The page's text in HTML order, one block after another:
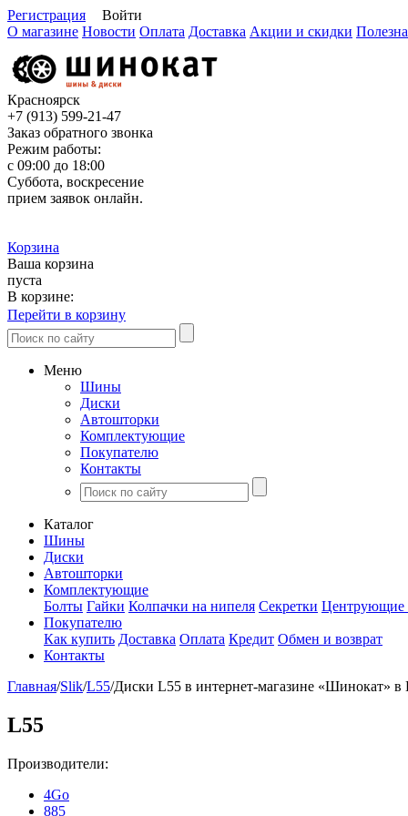
Регистрация
Войти
О магазине Новости Оплата Доставка Акции и скидки
Красноярск
+7 (913) 599-21-47
Заказ обратного звонка
Режим работы:
с 09:00 до 18:00
Суббота, воскресение
прием заявок онлайн.
Корзина
Ваша корзина
пуста
В корзине:
Перейти в корзину
Меню
Шины
Диски
Автошторки
Комплектующие
Покупателю
Контакты
Каталог
Шины
Диски
Автошторки
Комплектующие
Болты Гайки Колпачки на нипеля Секретки Центрующие
Покупателю
Как купить Доставка Оплата Кредит Обмен и возврат
Контакты
Главная/Slik/L55/Диски L55 в интернет-магазине «Шинокат» в
L55
Производители:
4Go
885